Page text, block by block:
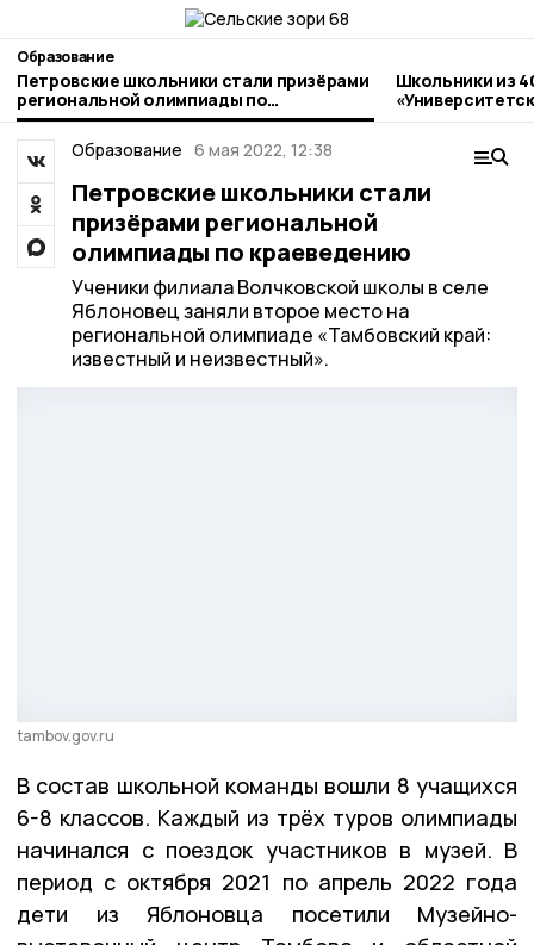
Образование
Петровские школьники стали призёрами
региональной олимпиады по
краеведению
Школьники из
Державинский
Образование 6 мая 2022, 12:38
Петровские школьники стали
призёрами региональной
олимпиады по краеведению
Ученики филиала Волчковской школы в селе
Яблоновец заняли второе место на
региональной олимпиаде «Тамбовский край:
известный и неизвестный».
tambov.gov.ru
В состав школьной команды вошли 8 учащихся
6-8 классов. Каждый из трёх туров олимпиады
начинался с поездок участников в музей. В
период с октября 2021 по апрель 2022 года
дети из Яблоновца посетили Музейно-